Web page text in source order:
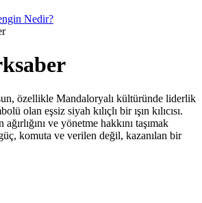
Nedir?
özellikle Mandaloryalı kültüründe liderlik
olan eşsiz siyah kılıçlı bir ışın kılıcısı.
ve yönetme hakkını taşımak
komuta ve verilen değil, kazanılan bir